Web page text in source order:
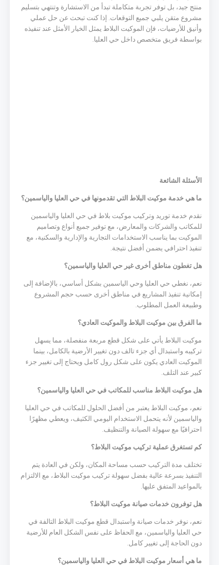
منتج جيد، بل توفر تجربة متكاملة تبدأ من الاستشارة وتنتهي بتسليم
مشروع متقن يلبي جميع التوقعات. إذا كنت تبحث عن حل عملي
وأنيق للأرضيات، فإن الموكيت البلاط يمثل الخيار الأمثل عند تنفيذه
بواسطة فريق متخصص داخل حي العليا.
الأسئلة الشائعة
ما هي خدمة موكيت البلاط التي تقدمونها في حي العليا والياسمين؟
نقدم خدمة توريد وتركيب موكيت بلاط في حي العليا والياسمين
للمكاتب والشركات والمعارض، مع توفير جميع أنواع وتصاميم
الموكيت بما يناسب الاستخدامات التجارية والإدارية والسكنية، مع
تنفيذ احترافي يضمن أفضل نتيجة.
هل تغطون مناطق أخرى غير حي العليا والياسمين؟
نعم، نغطي حي العليا وحي الياسمين بشكل أساسي، بالإضافة إلى
إمكانية تنفيذ المشاريع في مناطق أخرى حسب حجم المشروع
وطبيعة العمل المطلوب.
ما الفرق بين موكيت البلاط والموكيت العادي؟
موكيت البلاط يأتي على شكل قطع مربعة منفصلة، مما يسهل
تركيبه واستبدال أي جزء تالف دون تغيير الأرضية بالكامل، بينما
الموكيت العادي يكون على شكل رول كامل ويحتاج إلى تغيير جزء
كبير عند التلف.
هل موكيت البلاط مناسب للمكاتب في حي العليا والياسمين؟
نعم، موكيت البلاط يعتبر من أفضل الحلول للمكاتب في حي العليا
والياسمين لأنه يتحمل الاستخدام اليومي الكثيف، ويعطي مظهرًا
احترافيًا مع سهولة الصيانة والتنظيف.
كم تستغرق عملية تركيب موكيت البلاط؟
تختلف مدة التركيب حسب مساحة المكان، ولكن في العادة يتم
التنفيذ بسرعة عالية بفضل سهولة تركيب موكيت البلاط، مع الالتزام
بالمواعيد المتفق عليها.
هل توفرون خدمات صيانة موكيت البلاط؟
نعم، نوفر خدمات صيانة واستبدال قطع موكيت البلاط التالفة في
حي العليا والياسمين، مع الحفاظ على نفس الشكل العام للأرضية
دون الحاجة إلى تغيير كامل.
ما هي أسعار موكيت البلاط في حي العليا والياسمين؟